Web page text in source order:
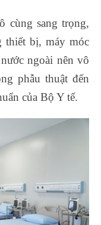
cùng sang trọng,
thiết bị, máy móc
ngoài nên vô
phẫu thuật đến
của Bộ Y tế.